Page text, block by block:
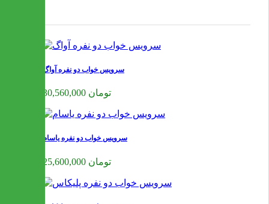
سرویس خواب دو نفره آواگ
30,560,000 تومان
سرویس خواب دو نفره یاسام
25,600,000 تومان